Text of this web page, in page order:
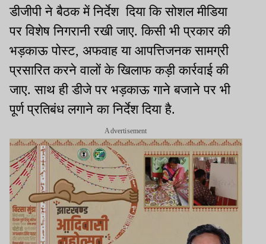
डीजीपी ने बैठक में निर्देश दिया कि सोशल मीडिया
पर विशेष निगरानी रखी जाए. किसी भी प्रकार की
भड़काऊ पोस्ट, अफवाह या आपत्तिजनक सामग्री
प्रसारित करने वालों के खिलाफ कड़ी कार्रवाई की
जाए. साथ ही डीजे पर भड़काऊ गाने बजाने पर भी
पूर्ण प्रतिबंध लगाने का निर्देश दिया है.
Advertisement